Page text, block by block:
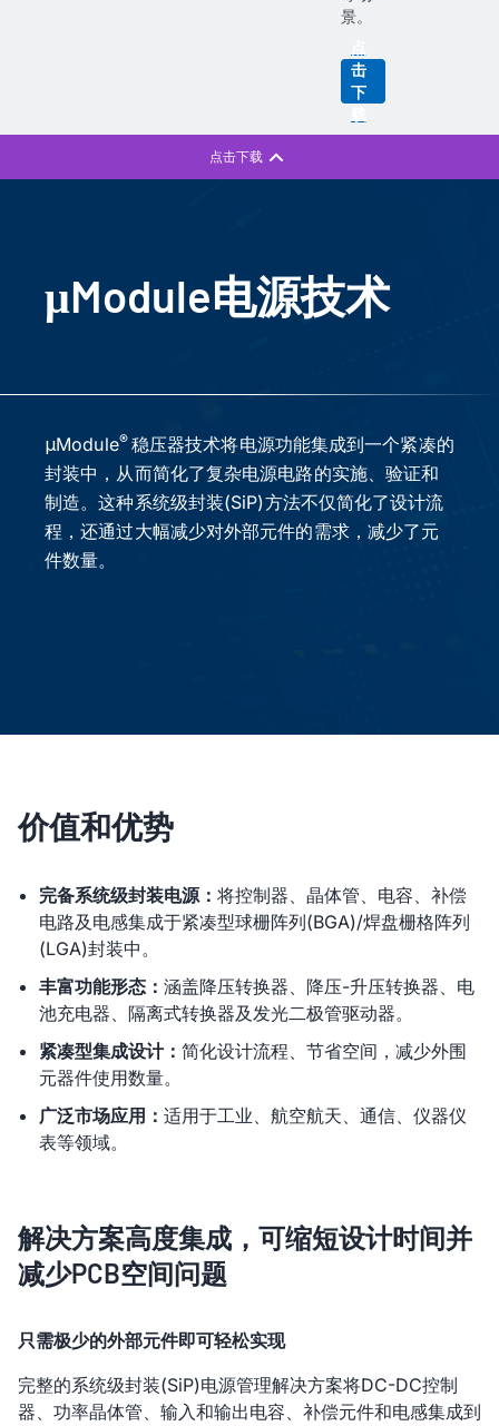
景。
击
下
μModule电源技术
μModule® 稳压器技术将电源功能集成到一个紧凑的
封装中，从而简化了复杂电源电路的实施、验证和
制造。这种系统级封装(SiP)方法不仅简化了设计流
程，还通过大幅减少对外部元件的需求，减少了元
件数量。
价值和优势
完备系统级封装电源： 将控制器、晶体管、电容、补偿
电路及电感集成于紧凑型球栅阵列(BGA)/焊盘栅格阵列
(LGA)封装中。
丰富功能形态： 涵盖降压转换器、降压-升压转换器、电
池充电器、隔离式转换器及发光二极管驱动器。
紧凑型集成设计： 简化设计流程、节省空间，减少外围
元器件使用数量。
广泛市场应用： 适用于工业、航空航天、通信、仪器仪
表等领域。
解决方案高度集成，可缩短设计时间并
减少PCB空间问题
只需极少的外部元件即可轻松实现
完整的系统级封装(SiP)电源管理解决方案将DC-DC控制
器、功率晶体管、输入和输出电容、补偿元件和电感集成到